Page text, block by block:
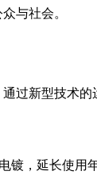
与社会。
过新型技术的
镀，延长使用